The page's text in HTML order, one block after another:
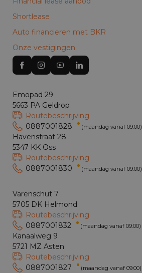
Shortlease
Auto financieren met BKR
Onze vestigingen
Emopad 29
5663 PA Geldrop
Routebeschrijving
0887001828
(maandag vanaf 09:00)
Havenstraat 28
5347 KK Oss
Routebeschrijving
0887001830
(maandag vanaf 09:00)
Varenschut 7
5705 DK Helmond
Routebeschrijving
0887001832
(maandag vanaf 09:00)
Kanaalweg 9
5721 MZ Asten
Routebeschrijving
0887001827
(maandag vanaf 09:00)